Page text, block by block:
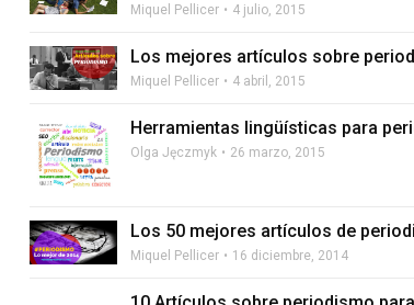
Miquel Pellicer 4 julio, 2015
Los mejores artículos sobre
Miquel Pellicer 4 abril, 2015
Herramientas lingüísticas para
Olga Jęczmyk 26 marzo, 2015
Los 50 mejores artículos de
Miquel Pellicer 16 diciembre, 2014